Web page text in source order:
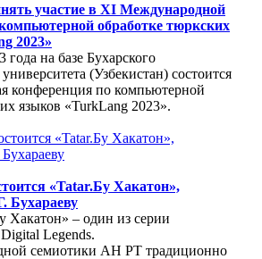
участие в ХI Международной
обработке тюркских
2023»
года на базе Бухарского
(Узбекистан) состоится
конференция по компьютерной
языков «TurkLang 2023».
«Tatar.Бу Хакатон»,
Бухараеву
Хакатон» – один из серии
Legends.
семиотики АН РТ традиционно